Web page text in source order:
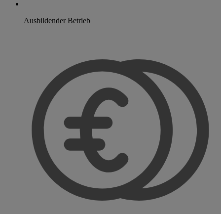
Ausbildender Betrieb